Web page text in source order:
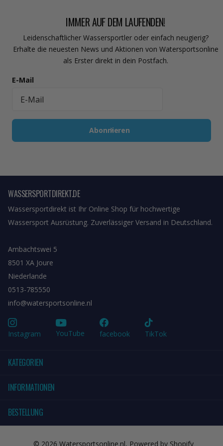
IMMER AUF DEM LAUFENDEN!
Leidenschaftlicher Wassersportler oder einfach neugierig?
Erhalte die neuesten News und Aktionen von Watersportsonline
als Erster direkt in dein Postfach.
E-Mail
Abonnieren
WASSERSPORTDIREKT.DE
Wassersportdirekt ist Ihr Online Shop für hochwertige
Wassersport Ausrüstung. Zuverlässiger Versand in Deutschland.
Ambachtswei 5
8501 XA Joure
Niederlande
0513-785550
info@watersportsonline.nl
Instagram YouTube facebook TikTok
KATEGORIEN
INFORMATIONEN
BESTELLUNG
© 2026 Watersportsonline.nl, Powered by Shopify